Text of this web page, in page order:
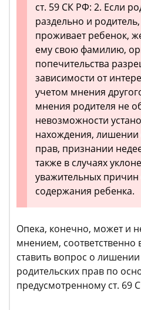
ст. 59 СК РФ: 2. Если
раздельно и
проживает ребенок,
ему свою фамилию,
попечительства
зависимости от
учетом мнения
мнения родителя не
невозможности
нахождения, лишении
прав, признании
также в случаях
уважительных причин
содержания ребенка.
Опека, конечно, может и
мнением, соответственно
ставить вопрос о
родительских прав по
предусмотренному ст. 69